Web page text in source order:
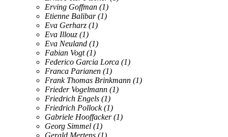
Erving Goffman (1)
Etienne Balibar (1)
Eva Gerharz (1)
Eva Illouz (1)
Eva Neuland (1)
Fabian Vogt (1)
Federico Garcia Lorca (1)
Franca Parianen (1)
Frank Thomas Brinkmann (1)
Frieder Vogelmann (1)
Friedrich Engels (1)
Friedrich Pollock (1)
Gabriele Hooffacker (1)
Georg Simmel (1)
Gerald Mertens (1)